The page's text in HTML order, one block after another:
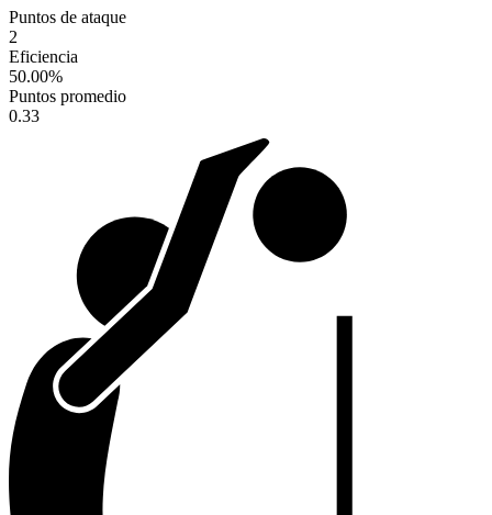
Puntos de ataque
2
Eficiencia
50.00%
Puntos promedio
0.33